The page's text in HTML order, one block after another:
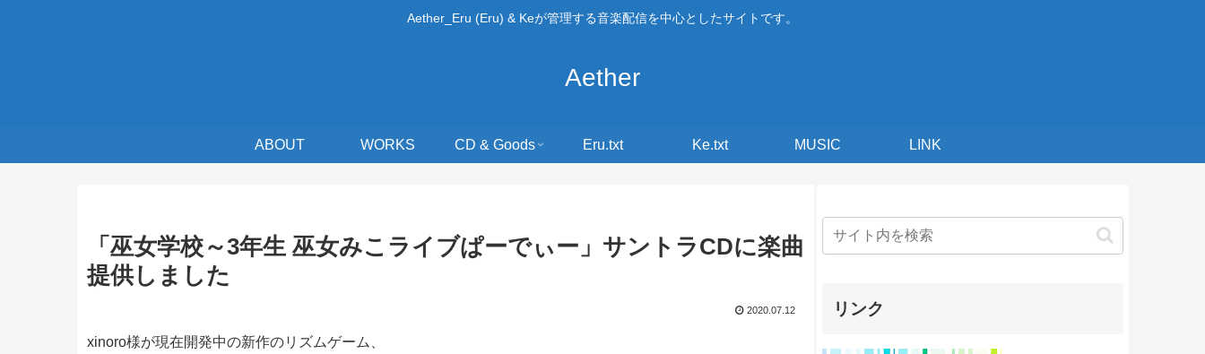
Aether_Eru (Eru) & Keが管理する音楽配信を中心としたサイトです。
Aether
ABOUT WORKS CD & Goods Eru.txt Ke.txt MUSIC LINK
「巫女学校～3年生 巫女みこライブぱーでぃー」サントラCDに楽曲
提供しました
2020.07.12
xinoro様が現在開発中の新作のリズムゲーム、
リンク